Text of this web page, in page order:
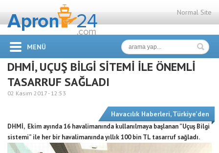
Normal Site
MENÜ
DHMİ, UÇUŞ BİLGİ SİTEMİ İLE ÖNEMLİ
TASARRUF SAĞLADI
02 Kasım 2017 - 12:53
Havacılık Haberleri,Türkiye'den
DHMİ, Ekim ayında 16 havalimanında kullanılmaya başlanan ”Uçuş Bilgi
sistemi” ile her bir havalimanında yıllık 100 bin TL tasarruf sağladı.